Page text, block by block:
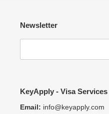
Newsletter
KeyApply - Visa Services
Email: info@keyapply.com